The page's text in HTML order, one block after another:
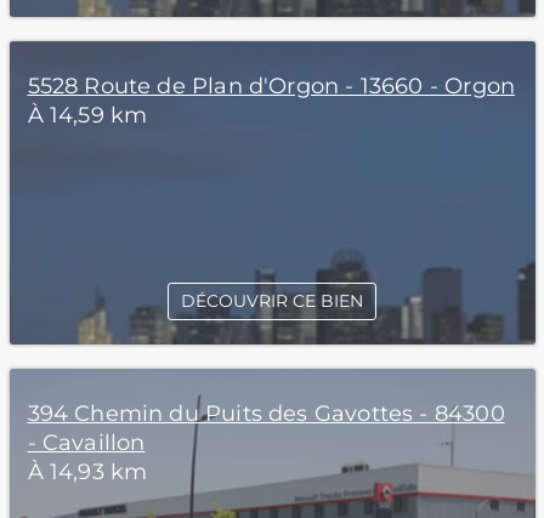
5528 Route de Plan d'Orgon - 13660 - Orgon
À 14,59 km
DÉCOUVRIR CE BIEN
394 Chemin du Puits des Gavottes - 84300
- Cavaillon
À 14,93 km